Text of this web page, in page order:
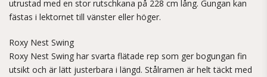
utrustad med en stor rutschkana på 228 cm lång. Gungan kan
fästas i lektornet till vänster eller höger.
Roxy Nest Swing
Roxy Nest Swing har svarta flätade rep som ger bogungan fin
utsikt och är lätt justerbara i längd. Stålramen är helt täckt med